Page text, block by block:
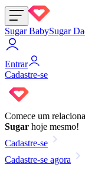
Sugar BabySugar
Entrar
Cadastre-se
Comece um
Sugar hoje mesmo!
Cadastre-se
Cadastre-se agora